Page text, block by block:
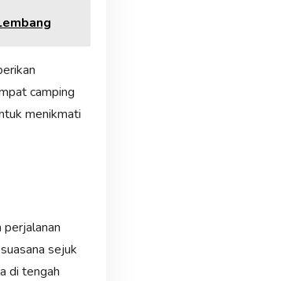
camping
menikmati
sejuk
di tengah